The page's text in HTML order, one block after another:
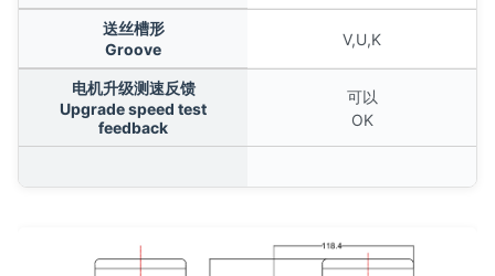
送丝槽形
Groove
V,U,K
电机升级测速反馈
Upgrade speed test
feedback
可以
OK